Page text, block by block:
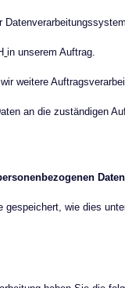
in unserem Auftrag.
weitere
an die zuständigen
Daten
gespeichert, wie dies